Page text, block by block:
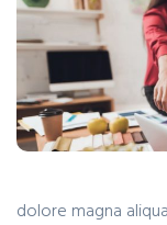
dolore magna